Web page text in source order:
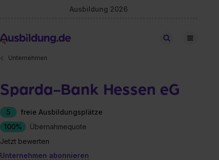
Ausbildung 2026
Stellen finden
Unternehmen
Sparda-Bank Hessen eG
5
freie Ausbildungsplätze
100%
Übernahmequote
Jetzt bewerten
Unternehmen abonnieren